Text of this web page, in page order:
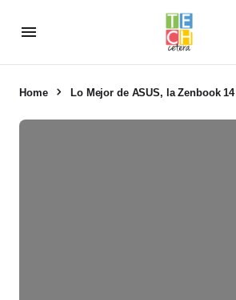
Home Lo Mejor de ASUS, la Zenbook 14